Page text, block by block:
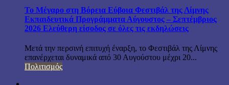
Το Μέγαρο στη Βόρεια Εύβοια Φεστιβάλ της Λίμνης
Εκπαιδευτικά Προγράμματα Αύγουστος – Σεπτέμβριος
2026 Ελεύθερη είσοδος σε όλες τις εκδηλώσεις
Μετά την περσινή επιτυχή έναρξη, το Φεστιβάλ της Λίμνης
επανέρχεται δυναμικά από 30 Αυγούστου μέχρι 20...
Πολιτισμός